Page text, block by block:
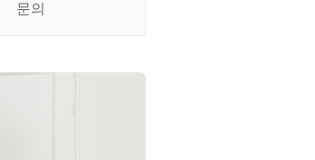
문의